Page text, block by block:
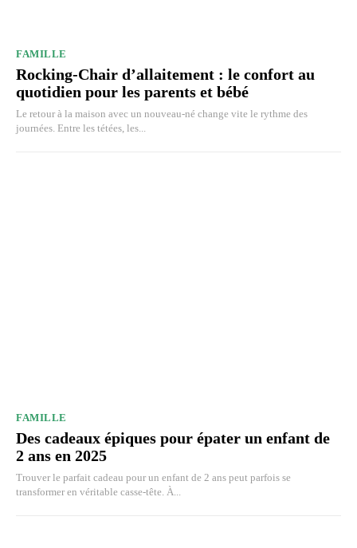
FAMILLE
Rocking-Chair d’allaitement : le confort au
quotidien pour les parents et bébé
Le retour à la maison avec un nouveau-né change vite le rythme des
journées. Entre les tétées, les...
FAMILLE
Des cadeaux épiques pour épater un enfant de
2 ans en 2025
Trouver le parfait cadeau pour un enfant de 2 ans peut parfois se
transformer en véritable casse-tête. À...